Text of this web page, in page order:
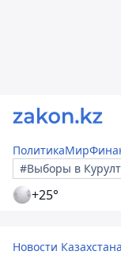
ПолитикаМир
#Выборы в
+25°
Новости